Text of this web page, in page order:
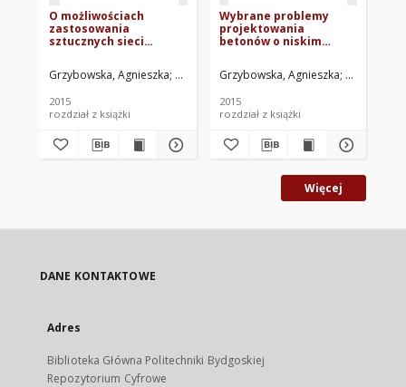
O możliwościach
zastosowania
sztucznych sieci
projektowania
betonów o niskim
spoiwowym
Grzybowska, Agnieszka Mrozik, Łukasz Podhorecki, Adam
2015
rozdział z książki
Wybrane problemy
projektowania
betonów o niskim
spoiwowym
Grzybowska, Agnieszka Szałajda,
2015
rozdział z książki
Więcej
DANE KONTAKTOWE
Adres
Biblioteka Główna Politechniki Bydgoskiej
Repozytorium Cyfrowe